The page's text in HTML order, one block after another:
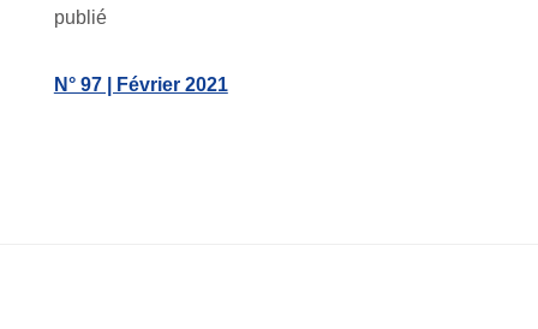
publié
N° 97 | Février 2021